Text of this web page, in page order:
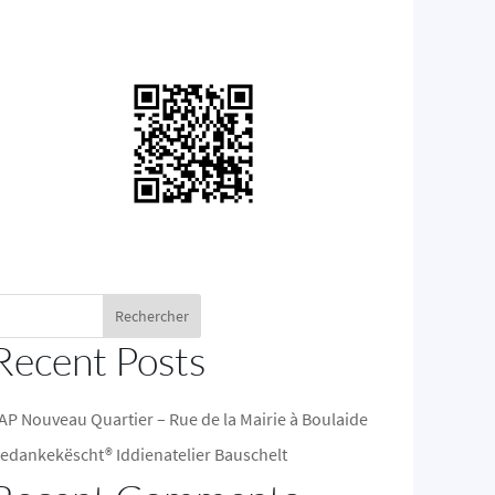
Rechercher
Posts
Nouveau Quartier – Rue de la Mairie à Boulaide
Iddienatelier Bauschelt